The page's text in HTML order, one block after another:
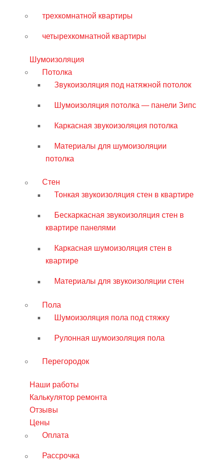
трехкомнатной квартиры
четырехкомнатной квартиры
Шумоизоляция
Потолка
Звукоизоляция под натяжной потолок
Шумоизоляция потолка — панели Зипс
Каркасная звукоизоляция потолка
Материалы для шумоизоляции
потолка
Стен
Тонкая звукоизоляция стен в квартире
Бескаркасная звукоизоляция стен в
квартире панелями
Каркасная шумоизоляция стен в
квартире
Материалы для звукоизоляции стен
Пола
Шумоизоляция пола под стяжку
Рулонная шумоизоляция пола
Перегородок
Наши работы
Калькулятор ремонта
Отзывы
Цены
Оплата
Рассрочка